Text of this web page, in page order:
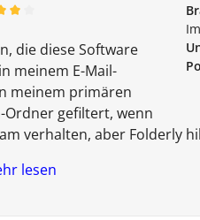
die diese Software
meinem E-Mail-
meinem primären
Ordner gefiltert, wenn
verhalten, aber Folderly
lesen